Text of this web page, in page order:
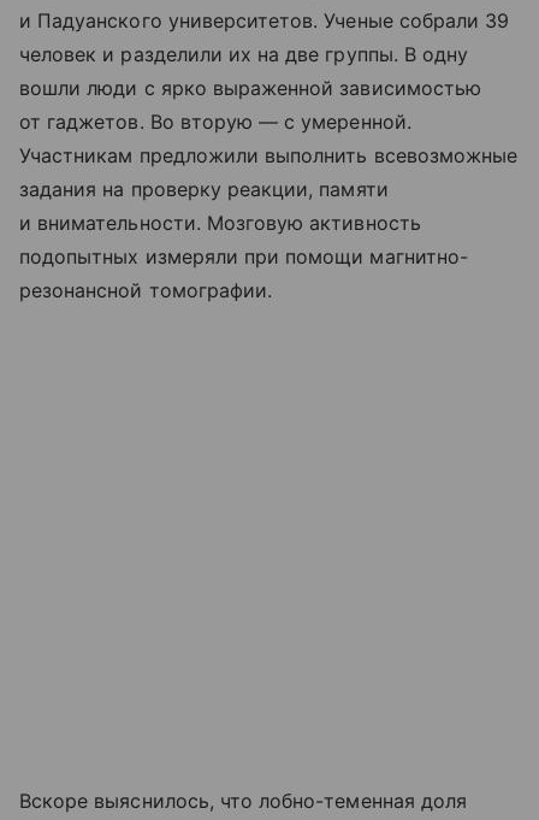
и Падуанского университетов. Ученые собрали 39
человек и разделили их на две группы. В одну
вошли люди с ярко выраженной зависимостью
от гаджетов. Во вторую — с умеренной.
Участникам предложили выполнить всевозможные
задания на проверку реакции, памяти
и внимательности. Мозговую активность
подопытных измеряли при помощи магнитно-
резонансной томографии.
Вскоре выяснилось, что лобно-теменная доля